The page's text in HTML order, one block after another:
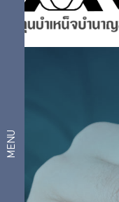
MENU
กบข.
องค์กร